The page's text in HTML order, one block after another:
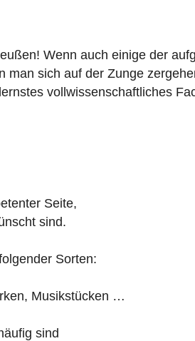
Wenn auch einige der
man sich auf der Zunge
vollwissenschaftliches
Seite,
sind.
Sorten:
Musikstücken …
sind